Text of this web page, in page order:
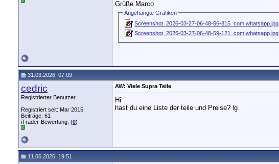
Grüße Marco
Angehängte Grafiken
Screenshot_2026-03-27-06-48-56-815_com.whatsapp.jpg
Screenshot_2026-03-27-06-48-59-121_com.whatsapp.jpg
31.03.2026, 07:09
cedric
Registrierter Benutzer
Registriert seit: Mar 2015
Beiträge: 61
iTrader-Bewertung: (0)
AW: Viele Supra Teile
Hi
hast du eine Liste der teile und Preise? lg
11.06.2026, 19:51